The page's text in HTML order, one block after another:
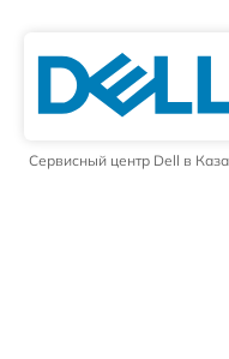
Сервисный центр Dell в